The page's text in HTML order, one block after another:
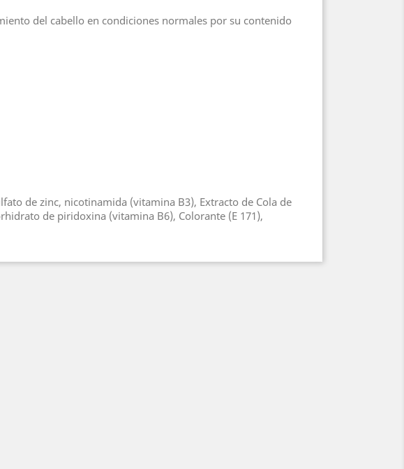
del cabello en condiciones normales por su contenido
de zinc, nicotinamida (vitamina B3), Extracto de Cola de
de piridoxina (vitamina B6), Colorante (E 171),